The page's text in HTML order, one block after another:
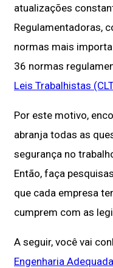
atualizações
Regulamentadoras,
normas mais
36 normas
Leis Trabalhistas
Por este motivo,
abranja todas as
segurança no
Então, faça
que cada empresa
cumprem com as
A seguir, você vai
Engenharia Adequada